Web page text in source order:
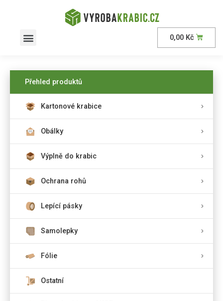
0,00 Kč
Přehled produktů
Kartonové krabice
Obálky
Výplně do krabic
Ochrana rohů
Lepící pásky
Samolepky
Fólie
Ostatní